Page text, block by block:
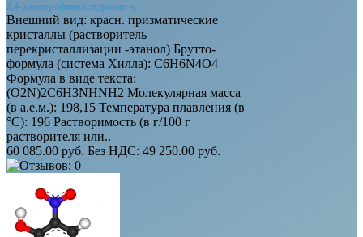
2,4-динитрофенилгидразин ч
Внешний вид: красн. призматические
кристаллы (растворитель
перекристаллизации -этанол) Брутто-
формула (система Хилла): C6H6N4O4
Формула в виде текста:
(O2N)2C6H3NHNH2 Молекулярная масса
(в а.е.м.): 198,15 Температура плавления (в
°C): 196 Растворимость (в г/100 г
растворителя или..
60 085.00 руб. Без НДС: 49 250.00 руб.